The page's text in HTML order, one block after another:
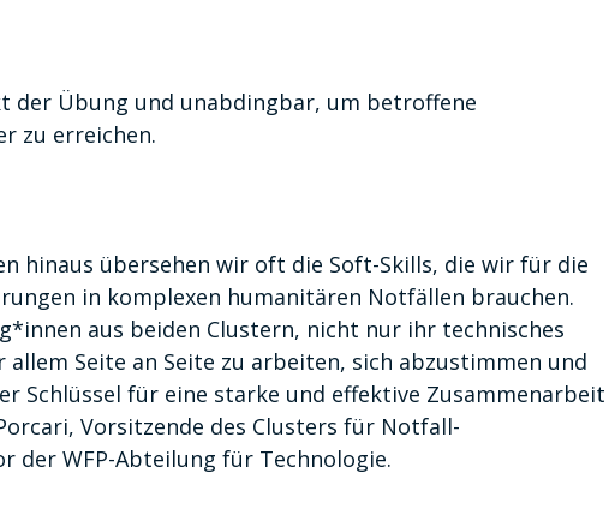
der Übung und unabdingbar, um betroffene
zu erreichen.
hinaus übersehen wir oft die Soft-Skills, die wir für die
in komplexen humanitären Notfällen brauchen.
aus beiden Clustern, nicht nur ihr technisches
Seite an Seite zu arbeiten, sich abzustimmen und
Schlüssel für eine starke und effektive Zusammenarbeit
Vorsitzende des Clusters für Notfall-
der WFP-Abteilung für Technologie.